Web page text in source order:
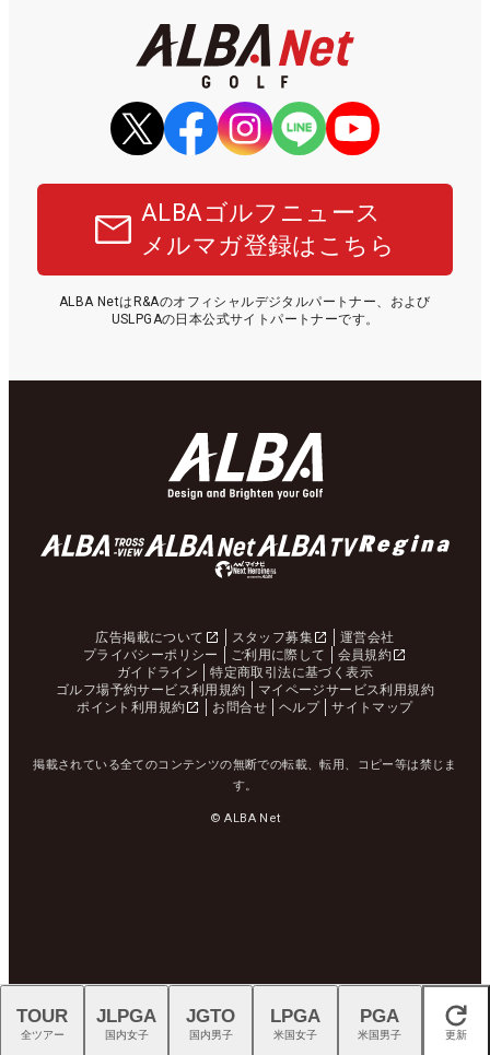
ALBAゴルフニュース
メルマガ登録はこちら
ALBA NetはR&Aのオフィシャルデジタルパートナー、および
USLPGAの日本公式サイトパートナーです。
広告掲載について スタッフ募集
運営会社
プライバシーポリシー
ご利用に際して
会員規約
ガイドライン
特定商取引法に基づく表示
ゴルフ場予約サービス利用規約
マイページサービス利用規約
ポイント利用規約
お問合せ ヘルプ サイトマップ
掲載されている全てのコンテンツの無断での転載、転用、コピー等は禁じま
す。
© ALBA Net
閉じる
TOUR
全ツアー
JLPGA
国内女子
JGTO
国内男子
LPGA
米国女子
PGA
米国男子 更新